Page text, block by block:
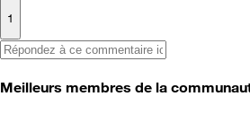
1
Meilleurs membres de la